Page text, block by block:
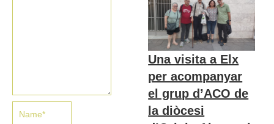
Una visita a Elx
per acompanyar
el grup d’ACO de
la diòcesi